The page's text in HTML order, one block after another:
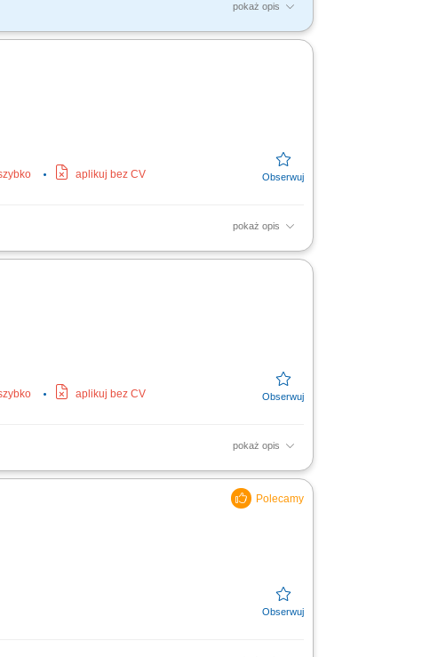
pokaż opis
zaplanowanych przeglądów oraz kopii
aplikuj bez CV
pokaż opis
w programie AutoCAD. Weryfikacja
aplikuj bez CV
pokaż opis
na terenie zakładu produkcyjnego w Elblągu;